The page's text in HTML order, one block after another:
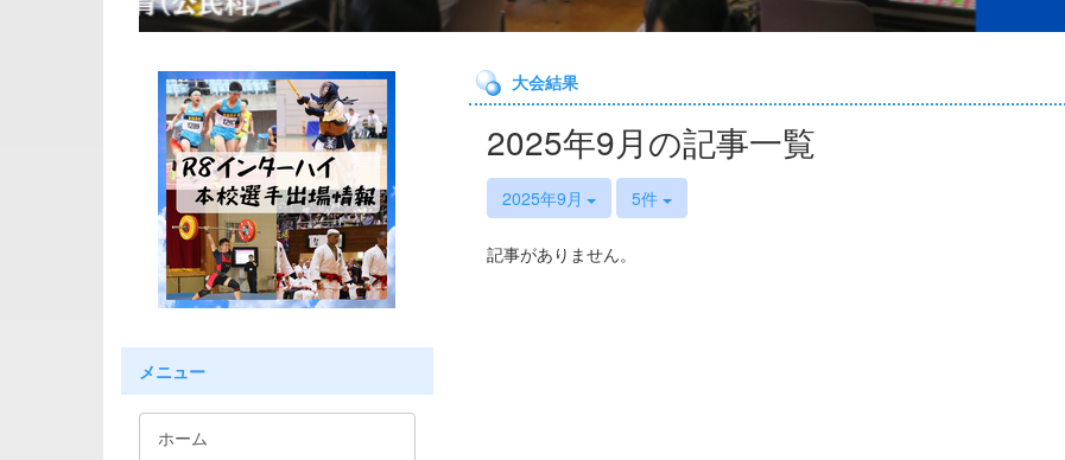
大会結果
2025年9月の記事一覧
2025年9月 5件
記事がありません。
メニュー
ホーム